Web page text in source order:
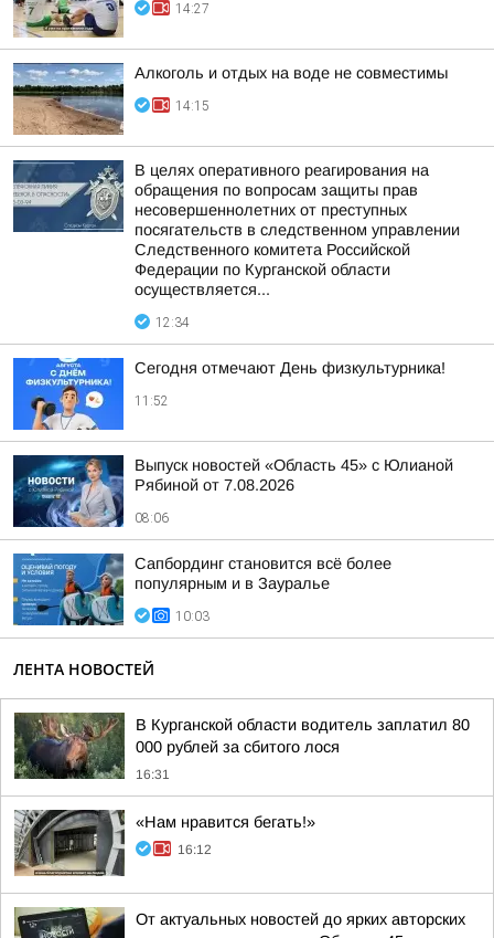
14:27
Алкоголь и отдых на воде не совместимы
14:15
В целях оперативного реагирования на
обращения по вопросам защиты прав
несовершеннолетних от преступных
посягательств в следственном управлении
Следственного комитета Российской
Федерации по Курганской области
осуществляется...
12:34
Сегодня отмечают День физкультурника!
11:52
Выпуск новостей «Область 45» с Юлианой
Рябиной от 7.08.2026
08:06
Сапбординг становится всё более
популярным и в Зауралье
10:03
ЛЕНТА НОВОСТЕЙ
В Курганской области водитель заплатил 80
000 рублей за сбитого лося
16:31
«Нам нравится бегать!»
16:12
От актуальных новостей до ярких авторских